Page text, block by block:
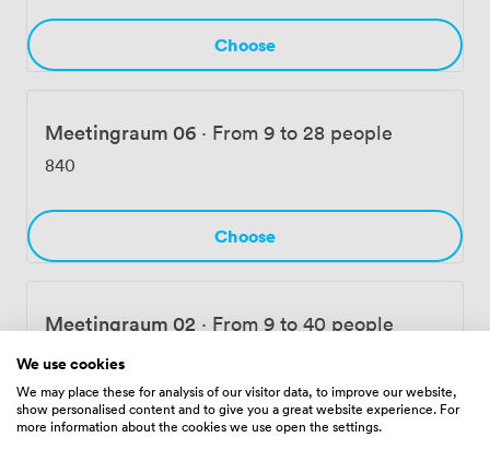
Choose
Meetingraum 06 · From 9 to 28 people
840
Choose
Meetingraum 02 · From 9 to 40 people
Choose
We use cookies
We may place these for analysis of our visitor data, to improve our website,
show personalised content and to give you a great website experience. For
more information about the cookies we use open the settings.